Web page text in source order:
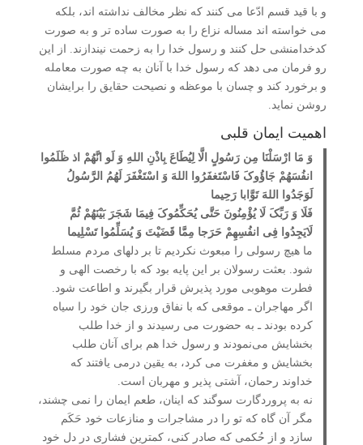
و با قید قسم ادّعا می کنند که نظر مخالف نداشته اند، بلکه
می خواسته اند مساله نزاع را به صورت ساده تر و به صورت
کدخدامنشی حل کنند و رسول خدا را به زحمت نیندازند. از این
رو فرمان می دهد که رسول خدا با آنان به چه صورت معامله
و برخورد کند و چسان با موعظه و نصیحت حقایق را برایشان
روشن نماید.
اهمیت ایمان قلبی
وَ مَا ارْسَلْنَا مِن رَسُولٍ الَّا لِیُطَاعَ بِاذْنِ اللهِ وَ لَو انَّهُمْ اذ ظَلَمُوا
انفُسَهُمْ جَاؤُوکَ فَاسْتَغفَرُوا اللهَ وَ اسْتَغْفَرَ لَهُمُ الرَّسُولُ
لَوَجَدُوا اللهَ تَوَّابا رَحِیما
فَلَا وَ رَبِّکَ لَا یُؤْمِنُونَ حَتَّی یُحَکِّمُوکَ فِیمَا شَجَرَ بَیْنَهُمْ ثُمَّ
لَایَجِدُوا فِی انفُسِهِمْ حَرَجا مِمَّا قَضَیْتَ وَ یُسَلِّمُوا تَسْلِیما
ما هیچ رسولی را مبعوث نکردیم تا بر دل­های مردم مسلط
شود. بعثت رسولان بر این پایه بود که با رخصت الهی و
فطرت موهوبی مورد پذیرش قرار بگیرند و اطاعت شود.
اگر مهاجران ـ موقعی که با نفاق ­ورزی جان خود را سیاه
کرده بودند ـ به حضورت می ­رسیدند و از خدا طلب
بخشایش می‌نمودند و رسول خدا هم برای آنان طلب
بخشایش و مغفرت می کرد، به یقین درمی ­یافتند که
خداوند رحمان، آشتی ­پذیر و مهربان است.
نه به پروردگارت سوگند که اینان، طعم ایمان را نمی­ چشند،
مگر آن گاه که تو را در مشاجرات و منازعات خود حَکَم
سازد و از حُکمی که صادر کنی، کمترین فشاری در دل خود